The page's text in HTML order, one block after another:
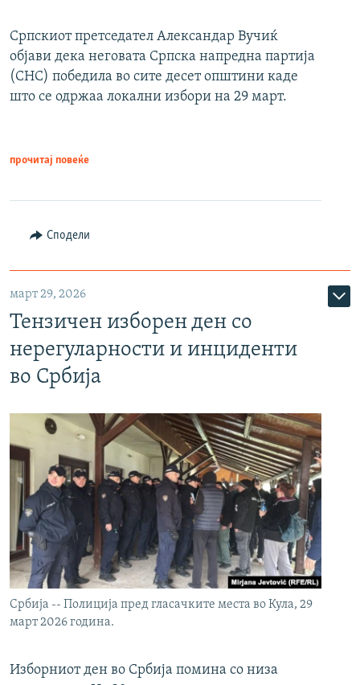
Српскиот претседател Александар Вучиќ
објави дека неговата Српска напредна партија
(СНС) победила во сите десет општини каде
што се одржаа локални избори на 29 март.
прочитај повеќе
Сподели
март 29, 2026
Тензичен изборен ден со
нерегуларности и инциденти
во Србија
Србија -- Полиција пред гласачките места во Кула, 29
март 2026 година.
Изборниот ден во Србија помина со низа